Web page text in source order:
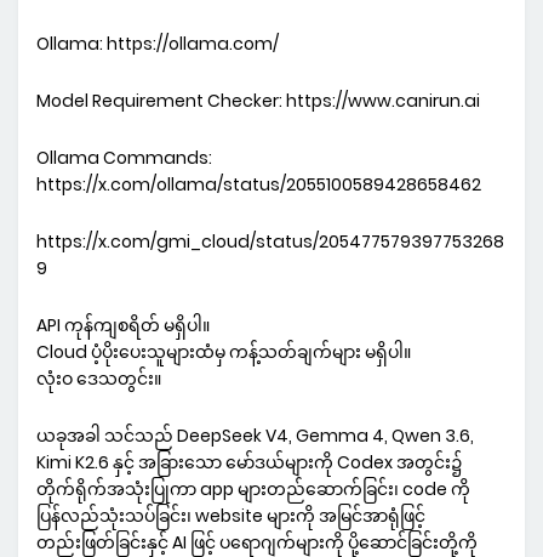
Ollama: https://ollama.com/
Model Requirement Checker: https://www.canirun.ai
Ollama Commands:
https://x.com/ollama/status/2055100589428658462
https://x.com/gmi_cloud/status/205477579397753268
9
API ကုန်ကျစရိတ် မရှိပါ။
Cloud ပံ့ပိုးပေးသူများထံမှ ကန့်သတ်ချက်များ မရှိပါ။
လုံးဝ ဒေသတွင်း။
ယခုအခါ သင်သည် DeepSeek V4, Gemma 4, Qwen 3.6,
Kimi K2.6 နှင့် အခြားသော မော်ဒယ်များကို Codex အတွင်း၌
တိုက်ရိုက်အသုံးပြုကာ app များတည်ဆောက်ခြင်း၊ code ကို
ပြန်လည်သုံးသပ်ခြင်း၊ website များကို အမြင်အာရုံဖြင့်
တည်းဖြတ်ခြင်းနှင့် AI ဖြင့် ပရောဂျက်များကို ပို့ဆောင်ခြင်းတို့ကို